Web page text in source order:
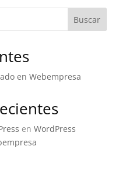
Buscar
en Webempresa
en WordPress